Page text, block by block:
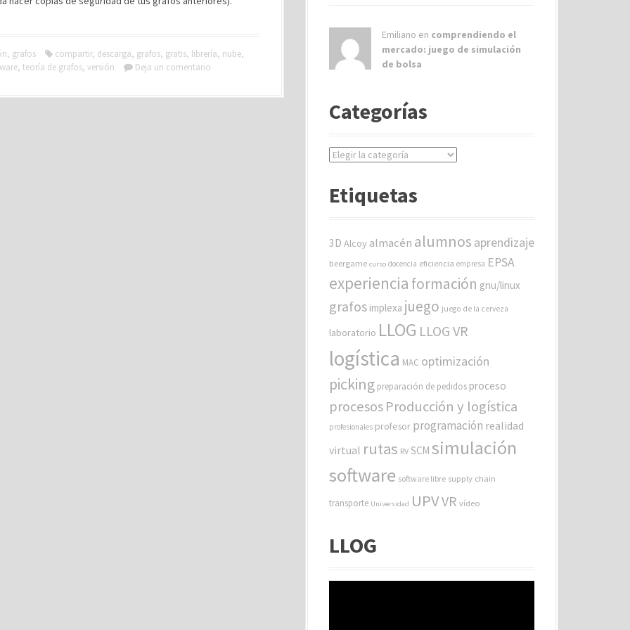
, grafos compartir, descarga, grafos, gratis, librería, nube,
, teoría de grafos, versión Deja un comentario
Emiliano en comprendiendo el
mercado: juego de simulación
de bolsa
Categorías
C
e
r
s
Etiquetas
3D Alcoy almacén alumnos aprendizaje
beergame curso docencia eficiencia empresa EPSA
experiencia formación gnu/linux
grafos implexa juego juego de la cerveza
laboratorio LLOG LLOG VR
logística MAC optimización
picking preparación de pedidos proceso
procesosProducción y logística
profesionales profesor programación realidad
virtual rutas RV SCM simulación
software software libre supply chain
transporte Universidad UPVVR vídeo
LLOG